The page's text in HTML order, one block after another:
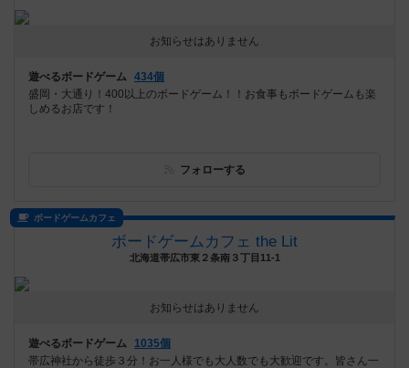
お知らせはありません
遊べるボードゲーム 434個
盛岡・大通り！400以上のボードゲーム！！お食事もボードゲームも楽
しめるお店です！
フォローする
ボードゲームカフェ
ボードゲームカフェ the Lit
北海道帯広市東２条南３丁目11-1
お知らせはありません
遊べるボードゲーム
1035個
帯広神社から徒歩３分！お一人様でも大人数でも大歓迎です。皆さん一